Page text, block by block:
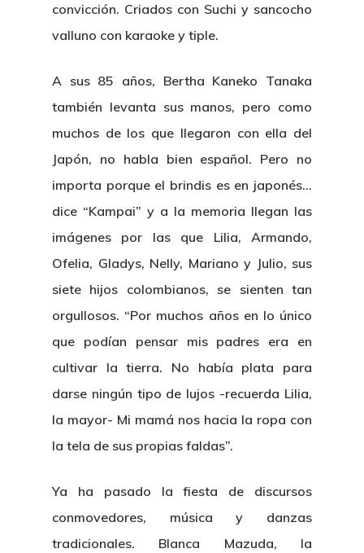
convicción. Criados con Suchi y sancocho
valluno con karaoke y tiple.
A sus 85 años, Bertha Kaneko Tanaka
también levanta sus manos, pero como
muchos de los que llegaron con ella del
Japón, no habla bien español. Pero no
importa porque el brindis es en japonés…
dice “Kampai” y a la memoria llegan las
imágenes por las que Lilia, Armando,
Ofelia, Gladys, Nelly, Mariano y Julio, sus
siete hijos colombianos, se sienten tan
orgullosos. “Por muchos años en lo único
que podían pensar mis padres era en
cultivar la tierra. No había plata para
darse ningún tipo de lujos -recuerda Lilia,
la mayor- Mi mamá nos hacia la ropa con
la tela de sus propias faldas”.
Ya ha pasado la fiesta de discursos
conmovedores, música y danzas
tradicionales. Blanca Mazuda, la